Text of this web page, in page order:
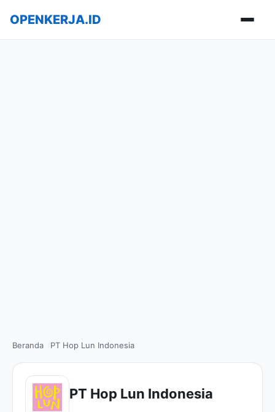
OPENKERJA.ID
Beranda PT Hop Lun Indonesia
PT Hop Lun Indonesia